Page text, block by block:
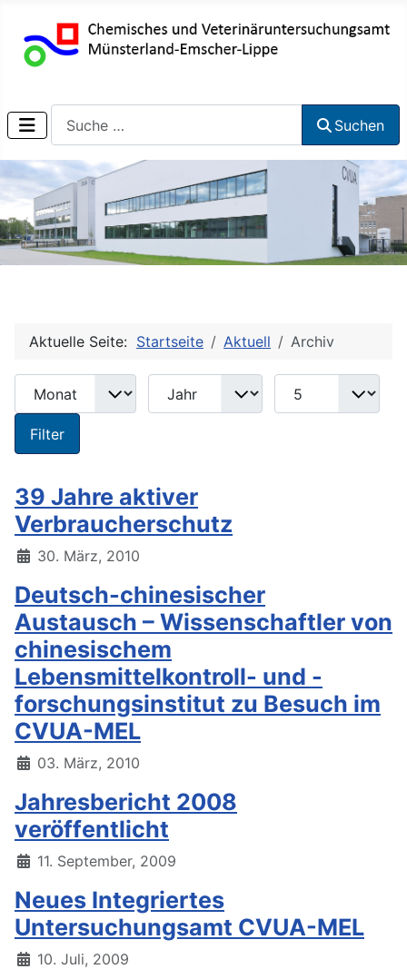
Suchen
Aktuelle Seite: Startseite Aktuell Archiv
Filter
Filter
39 Jahre aktiver
Verbraucherschutz
30. März, 2010
Deutsch-chinesischer
Austausch – Wissenschaftler von
chinesischem
Lebensmittelkontroll- und -
forschungsinstitut zu Besuch im
CVUA-MEL
03. März, 2010
Jahresbericht 2008
veröffentlicht
11. September, 2009
Neues Integriertes
Untersuchungsamt CVUA-MEL
10. Juli, 2009